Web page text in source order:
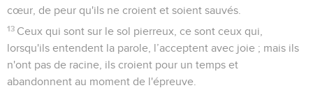
cœur, de peur qu'ils ne croient et soient sauvés.
13 Ceux qui sont sur le sol pierreux, ce sont ceux qui,
lorsqu'ils entendent la parole, l’acceptent avec joie ; mais ils
n'ont pas de racine, ils croient pour un temps et
abandonnent au moment de l'épreuve.